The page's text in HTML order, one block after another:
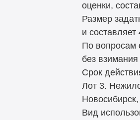
оценки,
Размер
и
По вопросам
без
Срок
Лот 3.
Вид